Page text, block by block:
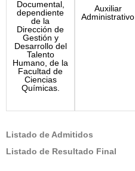
Documental,
dependiente
de la
Dirección de
Gestión y
Desarrollo del
Talento
Humano, de la
Facultad de
Ciencias
Químicas.
Auxiliar
Administrativo
Listado de Admitidos
Listado de Resultado Final